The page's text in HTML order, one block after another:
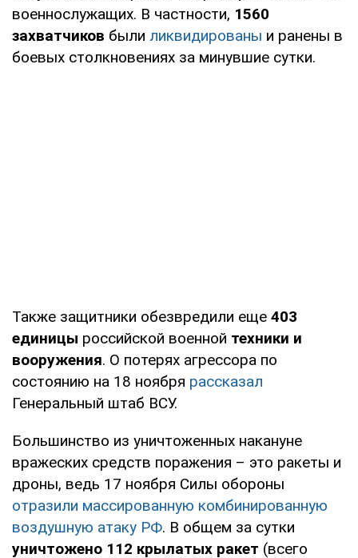
военнослужащих. В частности, 1560
захватчиков были ликвидированы и ранены в
боевых столкновениях за минувшие сутки.
Также защитники обезвредили еще 403
единицы российской военной техники и
вооружения. О потерях агрессора по
состоянию на 18 ноября рассказал
Генеральный штаб ВСУ.
Большинство из уничтоженных накануне
вражеских средств поражения – это ракеты и
дроны, ведь 17 ноября Силы обороны
отразили массированную комбинированную
воздушную атаку РФ. В общем за сутки
уничтожено 112 крылатых ракет (всего